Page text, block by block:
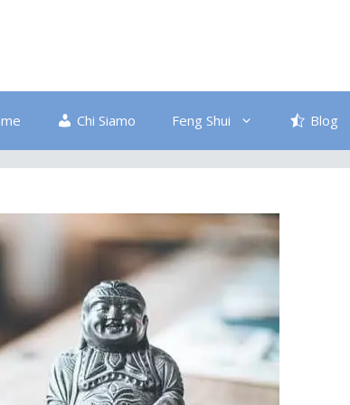
Chi Siamo Feng Shui
Bagno
Divano
Ingresso
Salute
Piante
Pulizia Energetica
Blog